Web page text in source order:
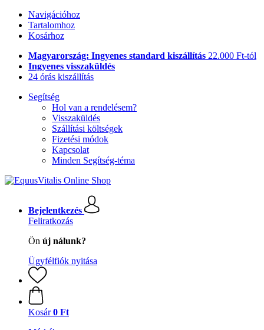
Navigációhoz
Tartalomhoz
Kosárhoz
Magyarország: Ingyenes standard kiszállítás 22.000 Ft-tól
Ingyenes visszaküldés
24 órás kiszállítás
Segítség
Hol van a rendelésem?
Visszaküldés
Szállítási költségek
Fizetési módok
Kapcsolat
Minden Segítség-téma
Bejelentkezés
Feliratkozás
Ön új nálunk?
Ügyfélfiók nyitása
Kosár 0 Ft